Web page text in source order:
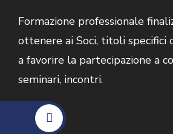
Formazione professionale
ottenere ai Soci, titoli specifici
a favorire la partecipazione a
seminari, incontri.